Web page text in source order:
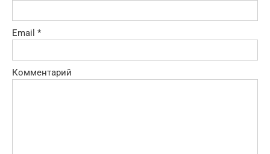
Email *
Комментарий